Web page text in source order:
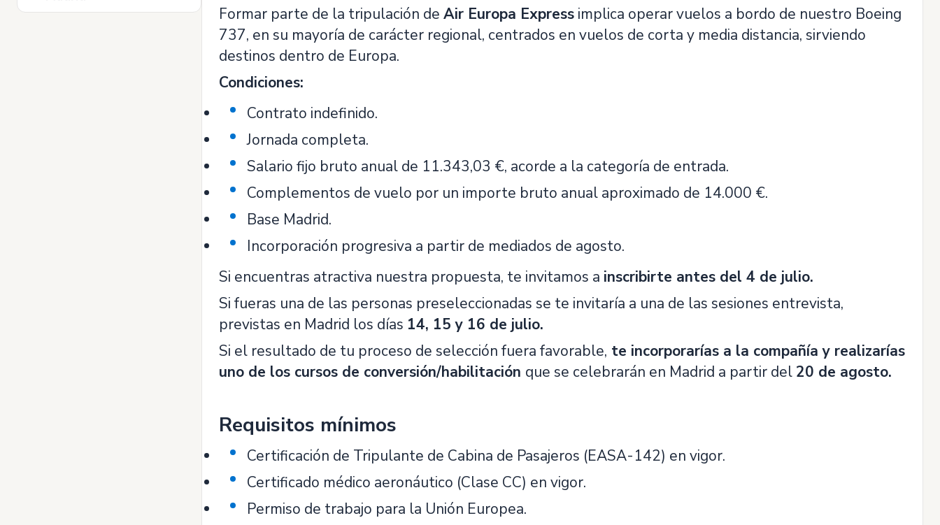
Formar parte de la tripulación de Air Europa Express implica operar vuelos a bordo de nuestro Boeing
737, en su mayoría de carácter regional, centrados en vuelos de corta y media distancia, sirviendo
destinos dentro de Europa.
Condiciones:
Contrato indefinido.
Jornada completa.
Salario fijo bruto anual de 11.343,03 €, acorde a la categoría de entrada.
Complementos de vuelo por un importe bruto anual aproximado de 14.000 €.
Base Madrid.
Incorporación progresiva a partir de mediados de agosto.
Si encuentras atractiva nuestra propuesta, te invitamos a inscribirte antes del 4 de julio.
Si fueras una de las personas preseleccionadas se te invitaría a una de las sesiones entrevista,
previstas en Madrid los días 14, 15 y 16 de julio.
Si el resultado de tu proceso de selección fuera favorable, te incorporarías a la compañía y realizarías
uno de los cursos de conversión/habilitación que se celebrarán en Madrid a partir del 20 de agosto.
Requisitos mínimos
Certificación de Tripulante de Cabina de Pasajeros (EASA-142) en vigor.
Certificado médico aeronáutico (Clase CC) en vigor.
Permiso de trabajo para la Unión Europea.